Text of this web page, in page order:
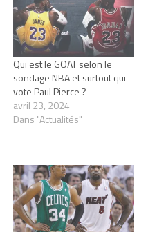
Qui est le GOAT selon le
sondage NBA et surtout qui
vote Paul Pierce ?
avril 23, 2024
Dans "Actualités"